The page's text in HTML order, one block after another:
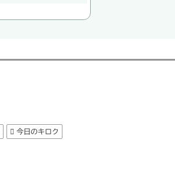
今日のキロク